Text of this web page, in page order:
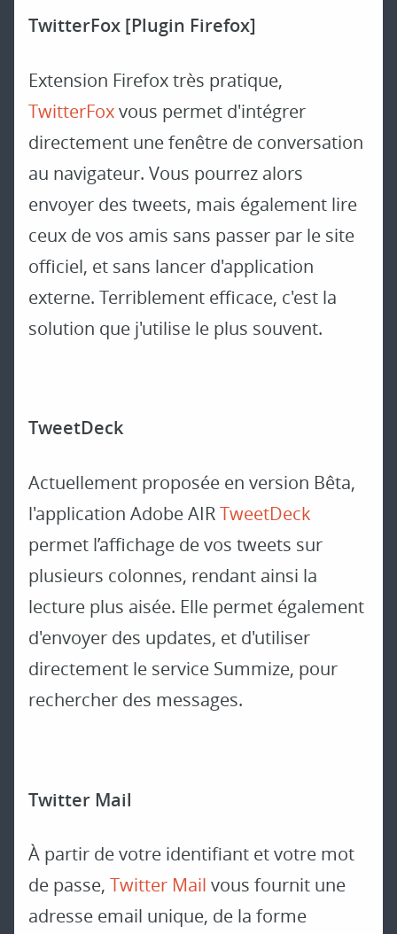
TwitterFox [Plugin Firefox]
Extension Firefox très pratique,
TwitterFoxvous permet d'intégrer
directement une fenêtre de conversation
au navigateur. Vous pourrez alors
envoyer des tweets, mais également lire
ceux de vos amis sans passer par le site
officiel, et sans lancer d'application
externe. Terriblement efficace, c'est la
solution que j'utilise le plus souvent.
TweetDeck
Actuellement proposée en version Bêta,
l'application Adobe AIRTweetDeck
permet l’affichage de vos tweets sur
plusieurs colonnes, rendant ainsi la
lecture plus aisée. Elle permet également
d'envoyer des updates, et d'utiliser
directement le service Summize, pour
rechercher des messages.
Twitter Mail
À partir de votre identifiant et votre mot
de passe, Twitter Mail vous fournit une
adresse email unique, de la forme